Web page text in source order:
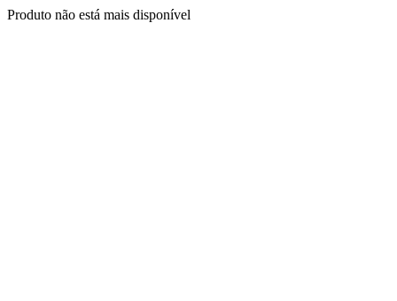
Produto não está mais disponível